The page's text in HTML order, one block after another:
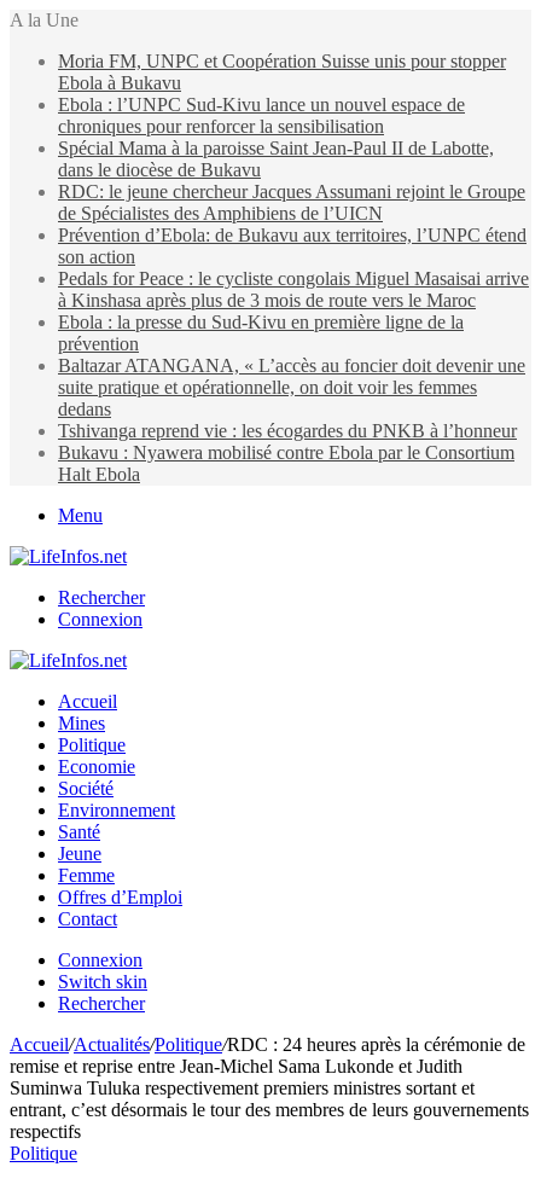
A la Une
Moria FM, UNPC et Coopération Suisse unis pour stopper
Ebola à Bukavu
Ebola : l’UNPC Sud-Kivu lance un nouvel espace de
chroniques pour renforcer la sensibilisation
Spécial Mama à la paroisse Saint Jean-Paul II de Labotte,
dans le diocèse de Bukavu
RDC: le jeune chercheur Jacques Assumani rejoint le Groupe
de Spécialistes des Amphibiens de l’UICN
Prévention d’Ebola: de Bukavu aux territoires, l’UNPC étend
son action
Pedals for Peace : le cycliste congolais Miguel Masaisai arrive
à Kinshasa après plus de 3 mois de route vers le Maroc
Ebola : la presse du Sud-Kivu en première ligne de la
prévention
Baltazar ATANGANA, « L’accès au foncier doit devenir une
suite pratique et opérationnelle, on doit voir les femmes
dedans
Tshivanga reprend vie : les écogardes du PNKB à l’honneur
Bukavu : Nyawera mobilisé contre Ebola par le Consortium
Halt Ebola
Menu
Rechercher
Connexion
Accueil
Mines
Politique
Economie
Société
Environnement
Santé
Jeune
Femme
Offres d’Emploi
Contact
Connexion
Switch skin
Rechercher
Accueil/Actualités/Politique/RDC : 24 heures après la cérémonie de
remise et reprise entre Jean-Michel Sama Lukonde et Judith
Suminwa Tuluka respectivement premiers ministres sortant et
entrant, c’est désormais le tour des membres de leurs gouvernements
respectifs
Politique